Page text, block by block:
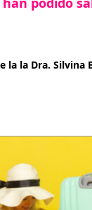
la la Dra. Silvina